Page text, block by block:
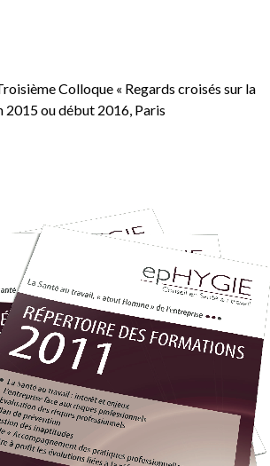
Colloque « Regards croisés sur la
2015 ou début 2016, Paris